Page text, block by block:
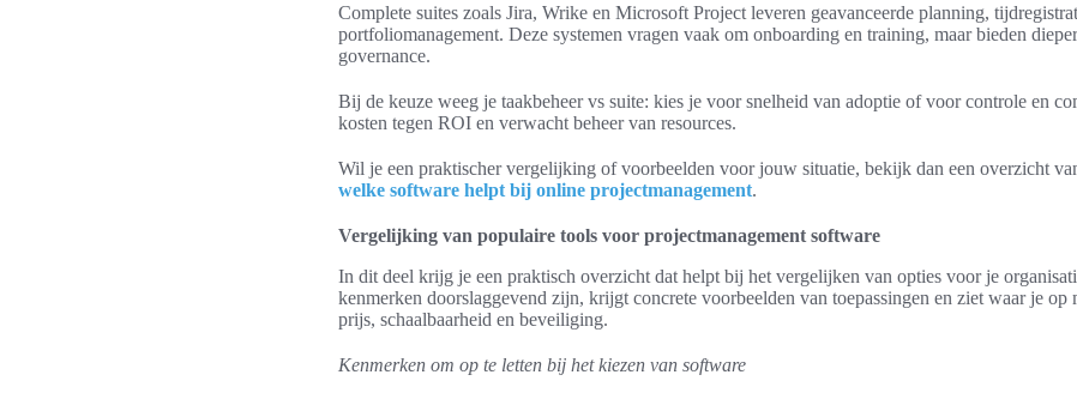
Complete suites zoals Jira, Wrike en Microsoft Project leveren geavanceerde planning,
portfoliomanagement. Deze systemen vragen vaak om onboarding en training, maar bieden
governance.
Bij de keuze weeg je taakbeheer vs suite: kies je voor snelheid van adoptie of voor controle en
kosten tegen ROI en verwacht beheer van resources.
Wil je een praktischer vergelijking of voorbeelden voor jouw situatie, bekijk dan een overzicht
welke software helpt bij online projectmanagement.
Vergelijking van populaire tools voor projectmanagement software
In dit deel krijg je een praktisch overzicht dat helpt bij het vergelijken van opties voor je
kenmerken doorslaggevend zijn, krijgt concrete voorbeelden van toepassingen en ziet waar je op
prijs, schaalbaarheid en beveiliging.
Kenmerken om op te letten bij het kiezen van software